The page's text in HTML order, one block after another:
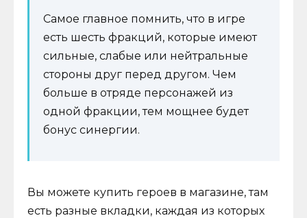
Самое главное помнить, что в игре
есть шесть фракций, которые имеют
сильные, слабые или нейтральные
стороны друг перед другом. Чем
больше в отряде персонажей из
одной фракции, тем мощнее будет
бонус синергии.
Вы можете купить героев в магазине, там
есть разные вкладки, каждая из которых